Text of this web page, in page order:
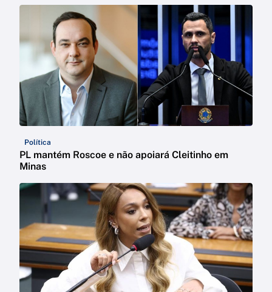
Política
PL mantém Roscoe e não apoiará Cleitinho em
Minas